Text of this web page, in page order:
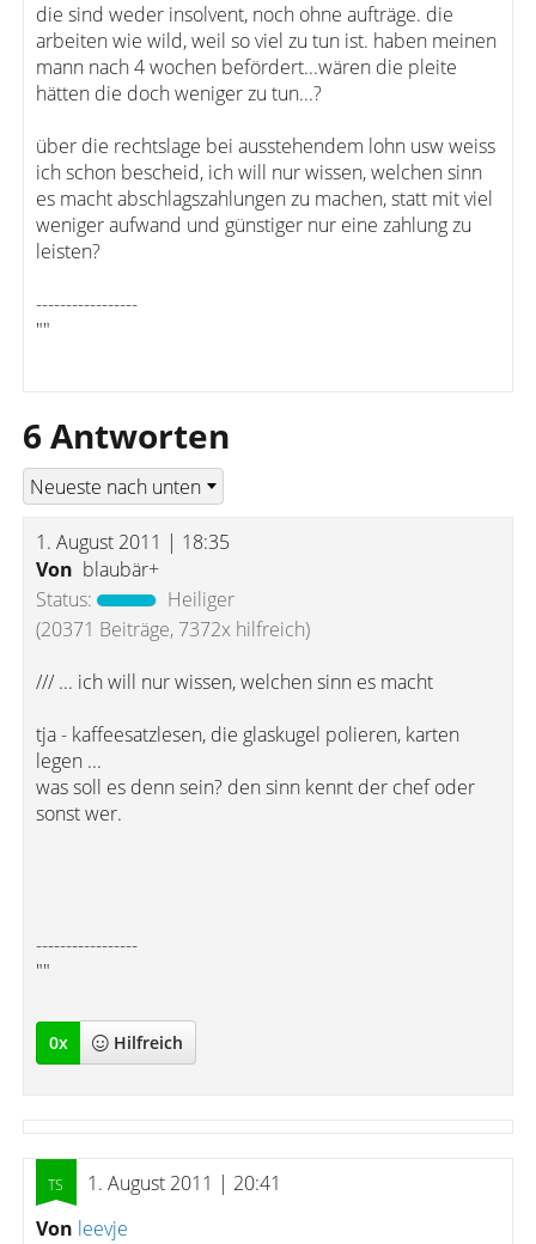
die sind weder insolvent, noch ohne aufträge. die
arbeiten wie wild, weil so viel zu tun ist. haben meinen
mann nach 4 wochen befördert...wären die pleite
hätten die doch weniger zu tun...?
über die rechtslage bei ausstehendem lohn usw weiss
ich schon bescheid, ich will nur wissen, welchen sinn
es macht abschlagszahlungen zu machen, statt mit viel
weniger aufwand und günstiger nur eine zahlung zu
leisten?
-----------------
""
6 Antworten
1. August 2011 | 18:35
Von blaubär+
Status:
Heiliger
(20371 Beiträge, 7372x hilfreich)
/// ... ich will nur wissen, welchen sinn es macht
tja - kaffeesatzlesen, die glaskugel polieren, karten
legen ...
was soll es denn sein? den sinn kennt der chef oder
sonst wer.
-----------------
""
0x Hilfreich
1. August 2011 | 20:41
Von leevje